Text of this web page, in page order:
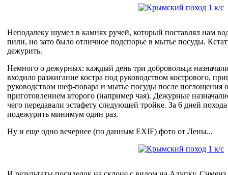
Неподалеку шумел в камнях ручей, который поставлял нам
пили, но зато было отличное подспорье в мытье посуды.
дежурить.
Немного о дежурных: каждый день три добровольца
входило разжигание костра под руководством кострового,
руководством шеф-повара и мытье посуды после поглощения
приготовлением второго (например чая). Дежурные
чего передавали эстафету следующей тройке. За 6 дней
подежурить минимум один раз.
Ну и еще одно вечернее (по данным EXIF) фото от Лены...